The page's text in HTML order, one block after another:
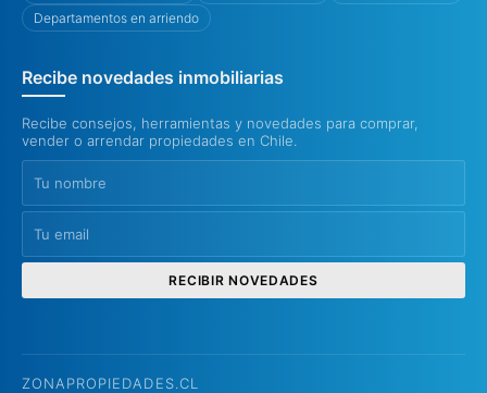
Departamentos en arriendo
Recibe novedades inmobiliarias
Recibe consejos, herramientas y novedades para comprar,
vender o arrendar propiedades en Chile.
RECIBIR NOVEDADES
ZONAPROPIEDADES.CL